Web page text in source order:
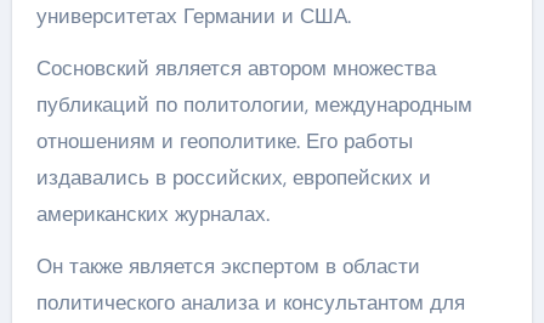
университетах Германии и США.
Сосновский является автором множества
публикаций по политологии, международным
отношениям и геополитике. Его работы
издавались в российских, европейских и
американских журналах.
Он также является экспертом в области
политического анализа и консультантом для